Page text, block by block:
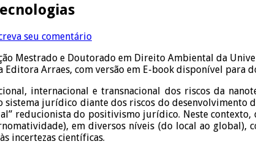
seu comentário
Mestrado e Doutorado em Direito Ambiental da
Editora Arraes, com versão em E-book disponível para
internacional e transnacional dos riscos da
jurídico diante dos riscos do desenvolvimento
reducionista do positivismo jurídico. Neste
em diversos níveis (do local ao global),
incertezas científicas.